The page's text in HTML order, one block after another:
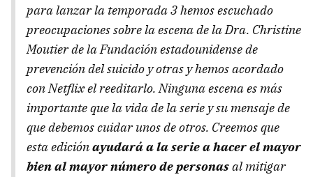
para lanzar la temporada 3 hemos escuchado
preocupaciones sobre la escena de la Dra. Christine
Moutier de la Fundación estadounidense de
prevención del suicido y otras y hemos acordado
con Netflix el reeditarlo. Ninguna escena es más
importante que la vida de la serie y su mensaje de
que debemos cuidar unos de otros. Creemos que
esta ediciónayudará a la serie a hacer el mayor
bien al mayor número de personasal mitigar